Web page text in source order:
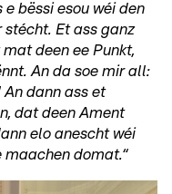
bëssi esou wéi den
stécht. Et ass ganz
deen ee Punkt,
An da soe mir all:
An dann ass et
dat deen Ament
elo anescht wéi
maachen domat.“